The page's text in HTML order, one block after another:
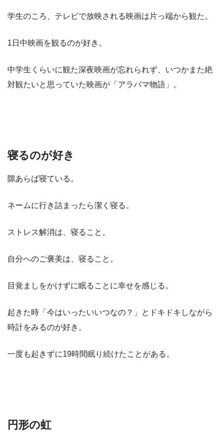
学生のころ、テレビで放映される映画は片っ端から観た。
1日中映画を観るのが好き。
中学生くらいに観た深夜映画が忘れられず、いつかまた絶
対観たいと思っていた映画が「アラバマ物語」。
寝るのが好き
隙あらば寝ている。
ネームに行き詰まったら潔く寝る。
ストレス解消は、寝ること。
自分へのご褒美は、寝ること。
目覚ましをかけずに眠ることに幸せを感じる。
起きた時「今はいったいいつなの？」とドキドキしながら
時計をみるのが好き。
一度も起きずに19時間眠り続けたことがある。
円形の虹